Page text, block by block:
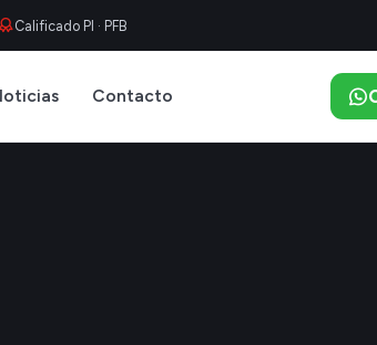
Calificado PI · PFB
Contacto